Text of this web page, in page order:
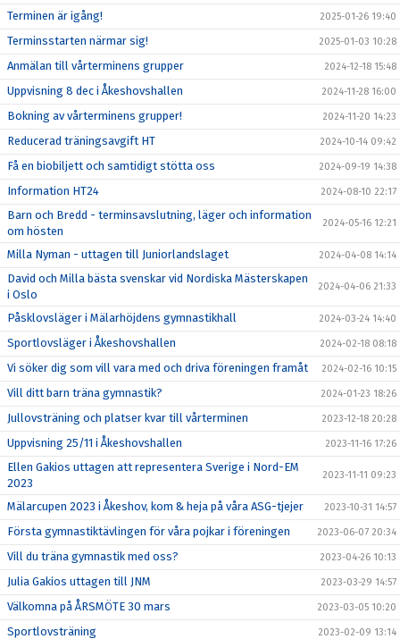
Terminen är igång! 2025-01-26 19:40
Terminsstarten närmar sig! 2025-01-03 10:28
Anmälan till vårterminens grupper 2024-12-18 15:48
Uppvisning 8 dec i Åkeshovshallen 2024-11-28 16:00
Bokning av vårterminens grupper! 2024-11-20 14:23
Reducerad träningsavgift HT 2024-10-14 09:42
Få en biobiljett och samtidigt stötta oss 2024-09-19 14:38
Information HT24 2024-08-10 22:17
Barn och Bredd - terminsavslutning, läger och information
om hösten
2024-05-16 12:21
Milla Nyman - uttagen till Juniorlandslaget 2024-04-08 14:14
David och Milla bästa svenskar vid Nordiska Mästerskapen
i Oslo
2024-04-06 21:33
Påsklovsläger i Mälarhöjdens gymnastikhall 2024-03-24 14:40
Sportlovsläger i Åkeshovshallen 2024-02-18 08:18
Vi söker dig som vill vara med och driva föreningen framåt 2024-02-16 10:15
Vill ditt barn träna gymnastik? 2024-01-23 18:26
Jullovsträning och platser kvar till vårterminen 2023-12-18 20:28
Uppvisning 25/11 i Åkeshovshallen 2023-11-16 17:26
Ellen Gakios uttagen att representera Sverige i Nord-EM
2023
2023-11-11 09:23
Mälarcupen 2023 i Åkeshov, kom & heja på våra ASG-tjejer 2023-10-31 14:57
Första gymnastiktävlingen för våra pojkar i föreningen 2023-06-07 20:34
Vill du träna gymnastik med oss? 2023-04-26 10:13
Julia Gakios uttagen till JNM 2023-03-29 14:57
Välkomna på ÅRSMÖTE 30 mars 2023-03-05 10:20
Sportlovsträning 2023-02-09 13:14